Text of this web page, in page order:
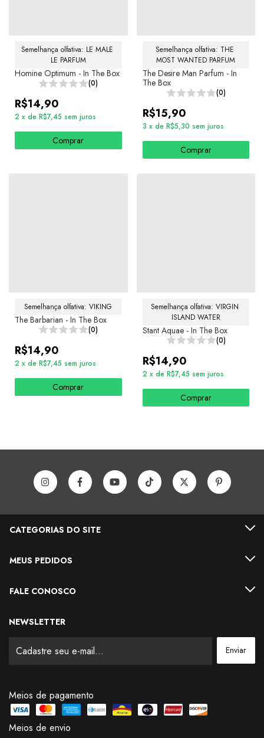
Semelhança olfativa: LE MALE
LE PARFUM
Homine Optimum - In The Box
(0)
R$14,90
2 x de R$7,45 sem juros
Comprar
Semelhança olfativa: THE
MOST WANTED PARFUM
The Desire Man Parfum - In
The Box
(0)
R$15,90
3 x de R$5,30 sem juros
Comprar
Semelhança olfativa: VIKING
The Barbarian - In The Box
(0)
R$14,90
2 x de R$7,45 sem juros
Comprar
Semelhança olfativa: VIRGIN
ISLAND WATER
Stant Aquae - In The Box
(0)
R$14,90
2 x de R$7,45 sem juros
Comprar
CATEGORIAS DO SITE
MEUS PEDIDOS
FALE CONOSCO
NEWSLETTER
Meios de pagamento
Meios de envio